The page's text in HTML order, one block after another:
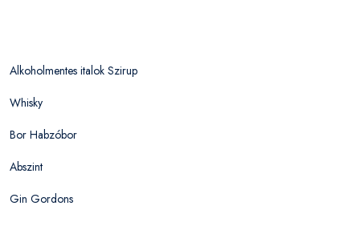
Alkoholmentes italok Szirup
Whisky
Bor Habzóbor
Abszint
Gin Gordons